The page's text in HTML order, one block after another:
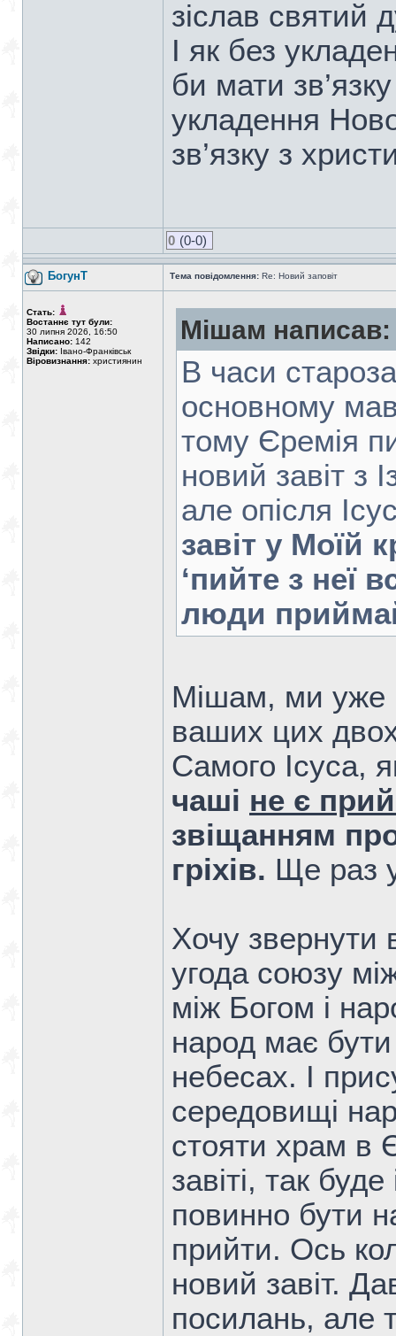
зіслав святий
І як без
би мати
укладення
зв’язку з
0 (0-0)
БогунТ Тема повідомлення: Re: Новий заповіт
Стать:
Востаннє тут були:
30 липня 2026, 16:50
Написано: 142
Звідки: Івано-Франківськ
Віровизнання: християнин
Мішам написав:
В часи
основному
тому Єремія
новий завіт з
але опісля
завіт у Моїй
‘пийте з неї
люди
Мішам, ми уже
ваших цих
Самого Ісуса,
чаші не є
звіщанням
гріхів. Ще раз
Хочу звернути
угода союзу
між Богом і
народ має бути
небесах. І
середовищі
стояти храм в
завіті, так
повинно бути
прийти. Ось
новий завіт.
посилань, але